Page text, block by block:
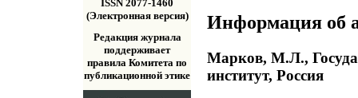
ISSN 2077-1460
(Электронная версия)
Редакция журнала
поддерживает
правила Комитета по
публикационной этике
Информация об
Марков, М.Л.,
институт, Россия